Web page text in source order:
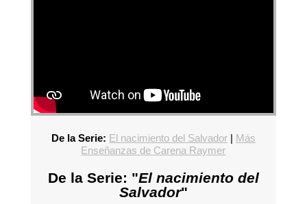
De la Serie: El nacimiento del Salvador| Más
Enseñanzas de Carena Raymer
De la Serie: "El nacimiento del
Salvador"